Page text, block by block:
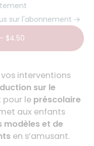
sur l'abonnement →
- $4.50
interventions
sur le
pour le préscolaire
aux enfants
modèles et de
en s’amusant.